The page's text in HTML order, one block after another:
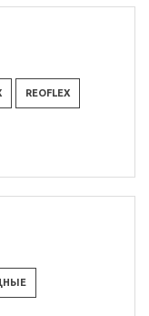
REOFLEX